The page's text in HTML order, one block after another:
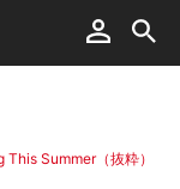
Summer（抜粋）